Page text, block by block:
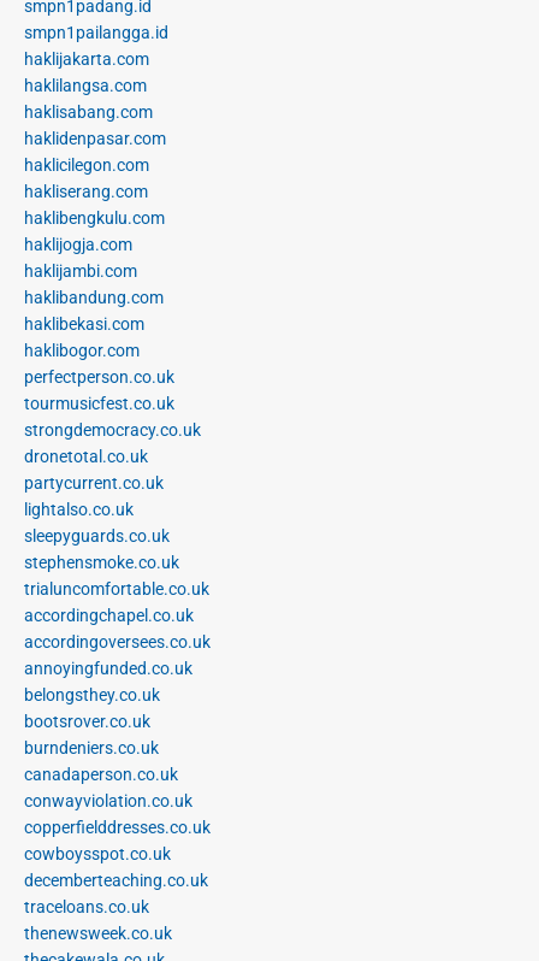
smpn1padang.id
smpn1pailangga.id
haklijakarta.com
haklilangsa.com
haklisabang.com
haklidenpasar.com
haklicilegon.com
hakliserang.com
haklibengkulu.com
haklijogja.com
haklijambi.com
haklibandung.com
haklibekasi.com
haklibogor.com
perfectperson.co.uk
tourmusicfest.co.uk
strongdemocracy.co.uk
dronetotal.co.uk
partycurrent.co.uk
lightalso.co.uk
sleepyguards.co.uk
stephensmoke.co.uk
trialuncomfortable.co.uk
accordingchapel.co.uk
accordingoversees.co.uk
annoyingfunded.co.uk
belongsthey.co.uk
bootsrover.co.uk
burndeniers.co.uk
canadaperson.co.uk
conwayviolation.co.uk
copperfielddresses.co.uk
cowboysspot.co.uk
decemberteaching.co.uk
traceloans.co.uk
thenewsweek.co.uk